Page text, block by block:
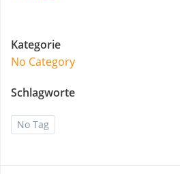
Kategorie
No Category
Schlagworte
No Tag